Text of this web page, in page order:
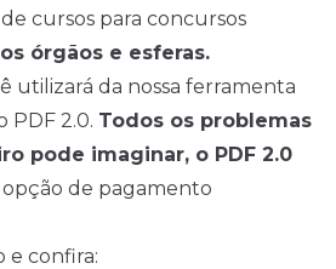
cursos para concursos
órgãos e esferas.
utilizará da nossa ferramenta
PDF 2.0. Todos os problemas
pode imaginar, o PDF 2.0
opção de pagamento
e confira: